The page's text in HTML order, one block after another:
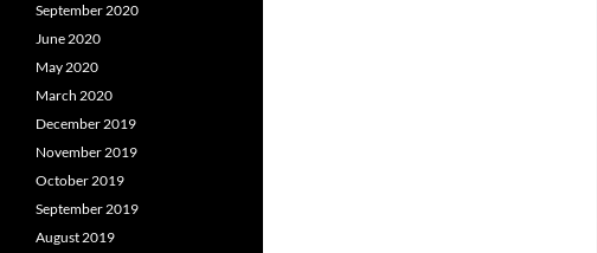
September 2020
June 2020
May 2020
March 2020
December 2019
November 2019
October 2019
September 2019
August 2019